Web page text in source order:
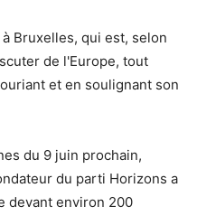
Bruxelles, qui est, selon
de l'Europe, tout
et en soulignant son
du 9 juin prochain,
du parti Horizons a
devant environ 200